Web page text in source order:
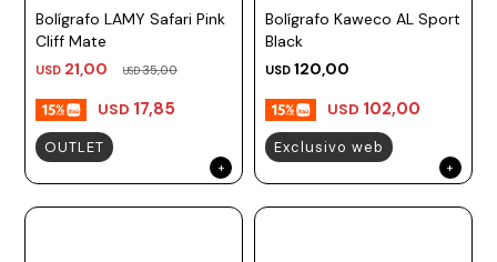
Bolígrafo LAMY Safari Pink
Cliff Mate
USD 21,00 USD35,00
USD 17,85
OUTLET
Bolígrafo Kaweco AL Sport
Black
USD 120,00
USD 102,00
Exclusivo web
Prune
Mistral
Camelbak
Lamy
Kaweco